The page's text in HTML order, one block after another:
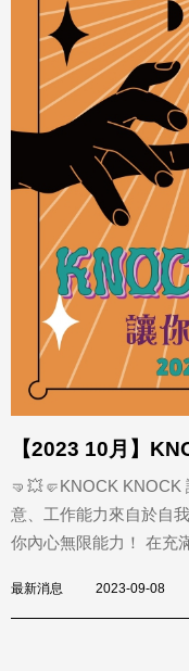
【2023 10月】
🤜💥🤛KNOCK
意、工作能力來自於自
你內心無限能力！ 在充
最新消息 2023-09-08